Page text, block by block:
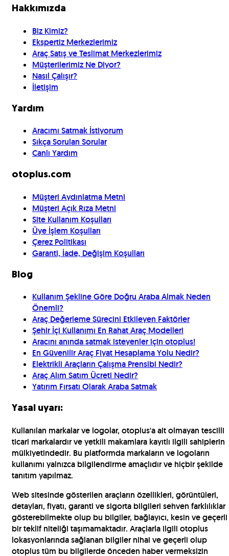
Hakkımızda
Biz Kimiz?
Ekspertiz Merkezlerimiz
Araç Satış ve Teslimat Merkezlerimiz
Müşterilerimiz Ne Diyor?
Nasıl Çalışır?
İletişim
Yardım
Aracımı Satmak İstiyorum
Sıkça Sorulan Sorular
Canlı Yardım
otoplus.com
Müşteri Aydınlatma Metni
Müşteri Açık Rıza Metni
Site Kullanım Koşulları
Üye İşlem Koşulları
Çerez Politikası
Garanti, İade, Değişim Koşulları
Blog
Kullanım Şekline Göre Doğru Araba Almak Neden
Önemli?
Araç Değerleme Sürecini Etkileyen Faktörler
Şehir İçi Kullanımı En Rahat Araç Modelleri
Aracını anında satmak isteyenler için otoplus!
En Güvenilir Araç Fiyat Hesaplama Yolu Nedir?
Elektrikli Araçların Çalışma Prensibi Nedir?
Araç Alım Satım Ücreti Nedir?
Yatırım Fırsatı Olarak Araba Satmak
Yasal uyarı:
Kullanılan markalar ve logolar, otoplus'a ait olmayan tescilli
ticari markalardır ve yetkili makamlara kayıtlı ilgili sahiplerin
mülkiyetindedir. Bu platformda markaların ve logoların
kullanımı yalnızca bilgilendirme amaçlıdır ve hiçbir şekilde
tanıtım yapılmaz.
Web sitesinde gösterilen araçların özellikleri, görüntüleri,
detayları, fiyatı, garanti ve sigorta bilgileri sehven farklılıklar
gösterebilmekte olup bu bilgiler, bağlayıcı, kesin ve geçerli
bir teklif niteliği taşımamaktadır. Araçlarla ilgili otoplus
lokasyonlarında sağlanan bilgiler nihai ve geçerli olup
otoplus tüm bu bilgilerde önceden haber vermeksizin